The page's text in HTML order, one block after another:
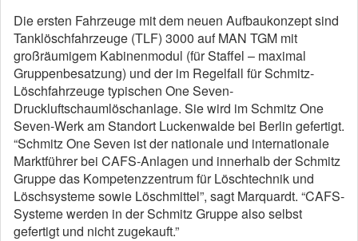
Die ersten Fahrzeuge mit dem neuen Aufbaukonzept sind
Tanklöschfahrzeuge (TLF) 3000 auf MAN TGM mit
großräumigem Kabinenmodul (für Staffel – maximal
Gruppenbesatzung) und der im Regelfall für Schmitz-
Löschfahrzeuge typischen One Seven-
Druckluftschaumlöschanlage. Sie wird im Schmitz One
Seven-Werk am Standort Luckenwalde bei Berlin gefertigt.
“Schmitz One Seven ist der nationale und internationale
Marktführer bei CAFS-Anlagen und innerhalb der Schmitz
Gruppe das Kompetenzzentrum für Löschtechnik und
Löschsysteme sowie Löschmittel”, sagt Marquardt. “CAFS-
Systeme werden in der Schmitz Gruppe also selbst
gefertigt und nicht zugekauft.”